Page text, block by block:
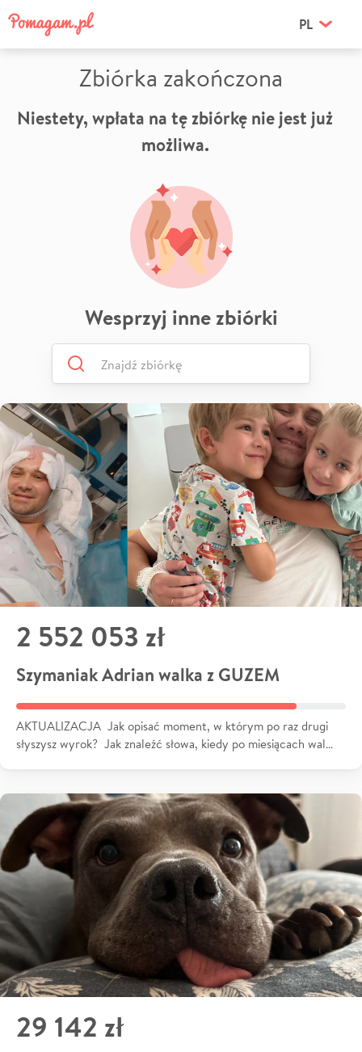
PL
Zbiórka zakończona
Niestety, wpłata na tę zbiórkę nie jest już
możliwa.
Wesprzyj inne zbiórki
2 552 053 zł
Szymaniak Adrian walka z GUZEM
AKTUALIZACJA Jak opisać moment, w którym po raz drugi
słyszysz wyrok? Jak znaleźć słowa, kiedy po miesiącach wal…
29 142 zł